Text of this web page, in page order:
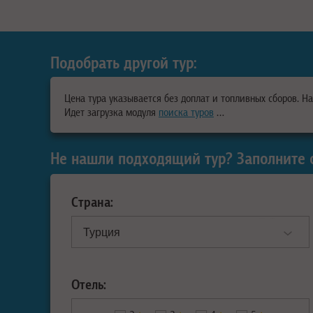
Подобрать другой тур:
Цена тура указывается без доплат и топливных сборов.
Идет загрузка модуля поиска туров …
Не нашли подходящий тур?
Страна:
Отель: